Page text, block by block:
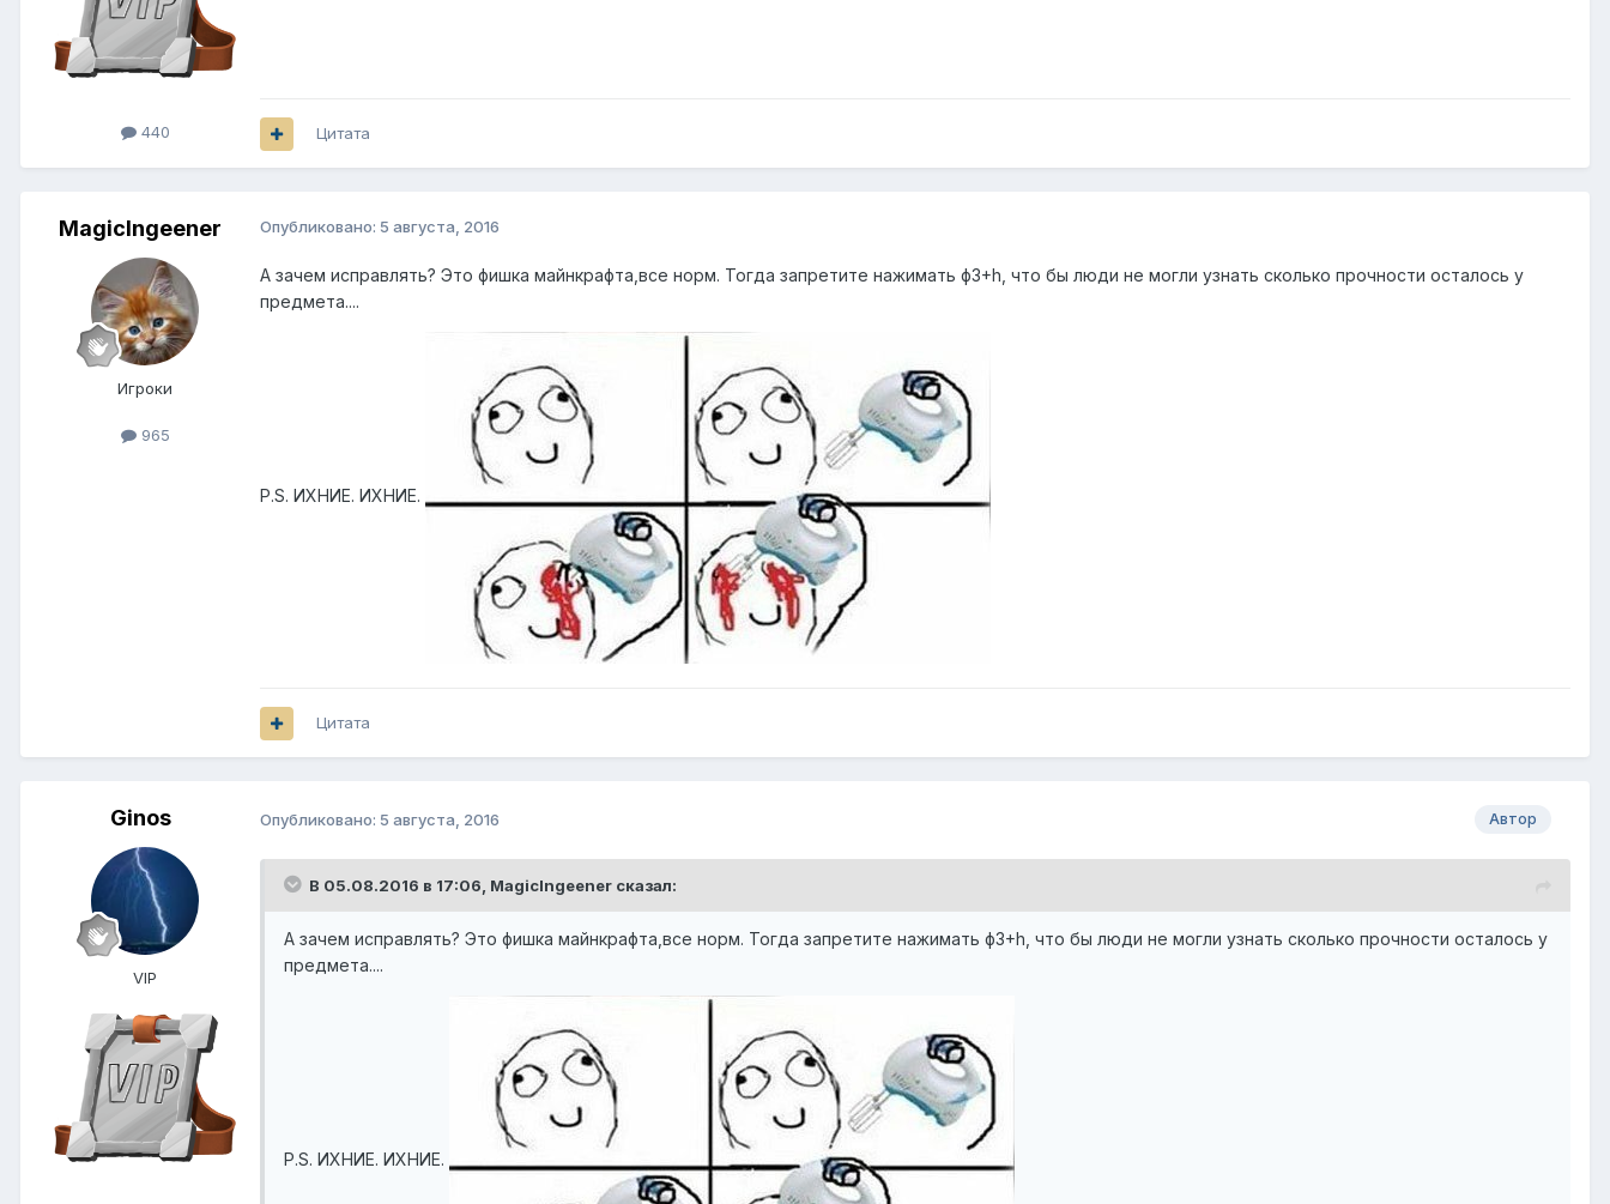
440 Цитата
MagicIngeener
Игроки
965
Опубликовано: 5 августа, 2016
А зачем исправлять? Это фишка майнкрафта,все норм. Тогда запретите нажимать ф3+h, что бы люди не могли узнать сколько прочности осталось у
предмета....
P.S. ИХНИЕ. ИХНИЕ.
Цитата
Ginos
VIP
Автор
Опубликовано: 5 августа, 2016
В 05.08.2016 в 17:06, MagicIngeener сказал:
А зачем исправлять? Это фишка майнкрафта,все норм. Тогда запретите нажимать ф3+h, что бы люди не могли узнать сколько прочности осталось у
предмета....
P.S. ИХНИЕ. ИХНИЕ.